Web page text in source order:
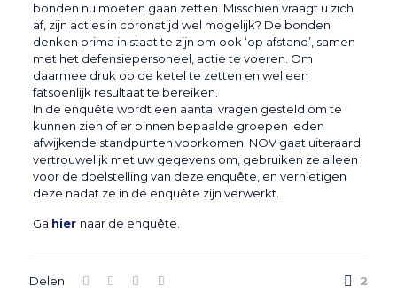
bonden nu moeten gaan zetten. Misschien vraagt u zich
af, zijn acties in coronatijd wel mogelijk? De bonden
denken prima in staat te zijn om ook ‘op afstand’, samen
met het defensiepersoneel, actie te voeren. Om
daarmee druk op de ketel te zetten en wel een
fatsoenlijk resultaat te bereiken.
In de enquête wordt een aantal vragen gesteld om te
kunnen zien of er binnen bepaalde groepen leden
afwijkende standpunten voorkomen. NOV gaat uiteraard
vertrouwelijk met uw gegevens om, gebruiken ze alleen
voor de doelstelling van deze enquête, en vernietigen
deze nadat ze in de enquête zijn verwerkt.
Ga hier naar de enquête.
Delen 2